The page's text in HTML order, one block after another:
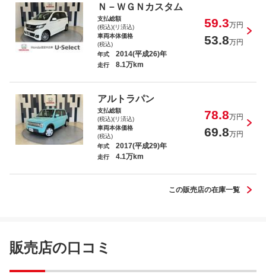
ホンダセンシング
ヴェゼル ハイブリッドＺ
Ｎ－ＷＧＮカスタム
支払総額
(税込)(リ済込)
59.3万円
車両本体価格
(税込)
53.8万円
年式 2014(平成26)年
走行 8.1万km
アルトラパン
支払総額
(税込)(リ済込)
78.8万円
車両本体価格
(税込)
69.8万円
年式 2017(平成29)年
走行 4.1万km
この販売店の在庫一覧
販売店の口コミ